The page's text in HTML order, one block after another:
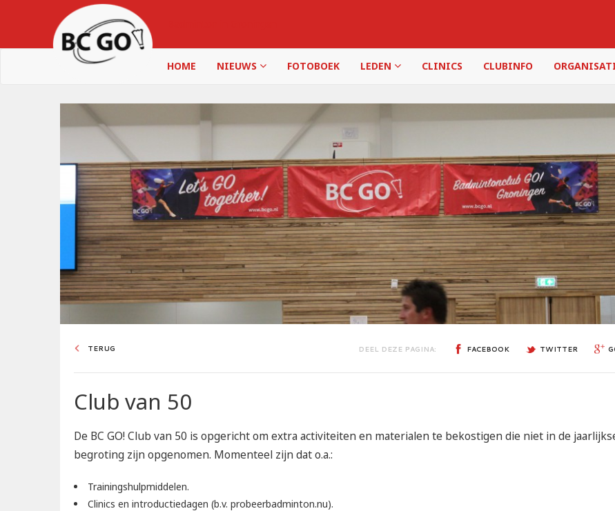
HOME NIEUWS FOTOBOEK LEDEN CLINICS CLUBINFO
TERUG DEEL DEZE PAGINA: FACEBOOK TWITTER
Club van 50
De BC GO! Club van 50 is opgericht om extra activiteiten en materialen te bekostigen die niet in de
begroting zijn opgenomen. Momenteel zijn dat o.a.:
Trainingshulpmiddelen.
Clinics en introductiedagen (b.v. probeerbadminton.nu).